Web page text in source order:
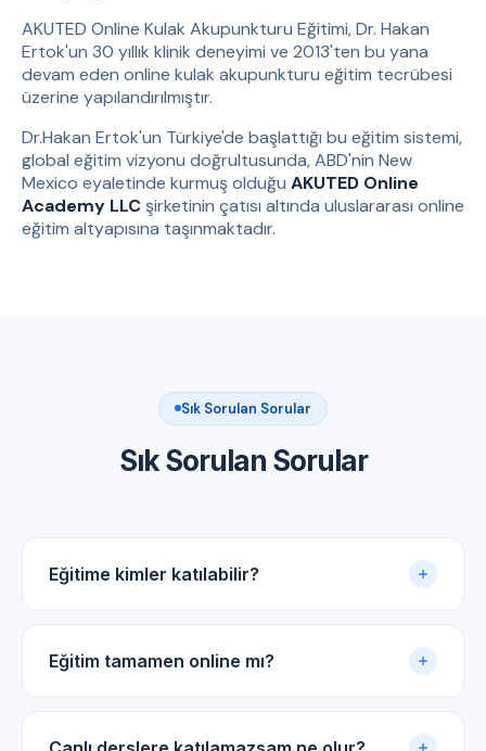
AKUTED Online Kulak Akupunkturu Eğitimi, Dr. Hakan
Ertok'un 30 yıllık klinik deneyimi ve 2013'ten bu yana
devam eden online kulak akupunkturu eğitim tecrübesi
üzerine yapılandırılmıştır.
Dr.Hakan Ertok'un Türkiye'de başlattığı bu eğitim sistemi,
global eğitim vizyonu doğrultusunda, ABD'nin New
Mexico eyaletinde kurmuş olduğu AKUTED Online
Academy LLC şirketinin çatısı altında uluslararası online
eğitim altyapısına taşınmaktadır.
Sık Sorulan Sorular
Sık Sorulan Sorular
Eğitime kimler katılabilir?
Akupunktur uygulama sertifikasına sahip tüm tıp
doktorları ve diş hekimleri için uygundur.
Eğitim tamamen online mı?
Evet. Eğitim online panel üzerinden yürütülür. Canlı
dersler, kayıtlı video arşivi ve PDF ders notlarıyla